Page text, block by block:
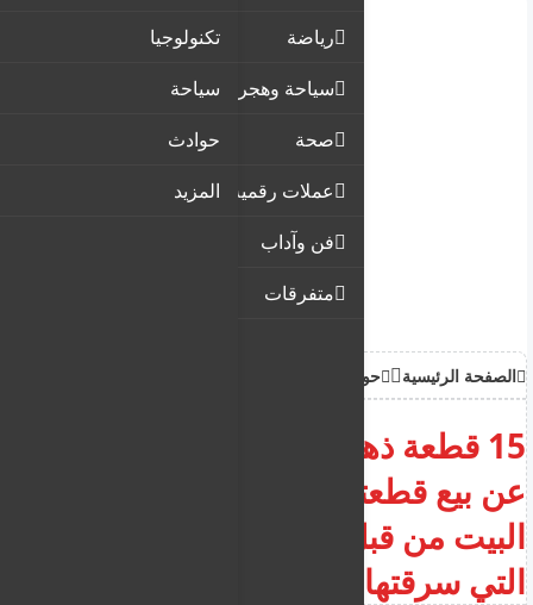
رياضة
سياحة وهجرة
صحة
عملات رقمية
فن وآداب
متفرقات
تكنولوجيا
سياحة
حوادث
المزيد
الصفحة الرئيسية حوادث
15 قطعة ذهبية مفقودة: الكشف
عن بيع قطعتين من ذهب صاحبة
البيت من قبل خادمتها التركمانية
التي سرقتها